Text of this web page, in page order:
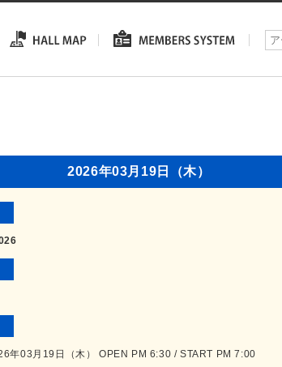
2026年03月19日（木）
年03月19日（木） OPEN PM 6:30 / START PM 7:00